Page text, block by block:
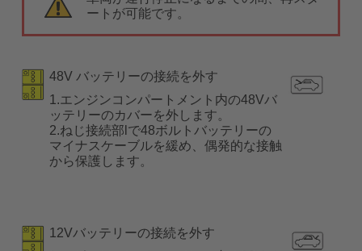
ートが可能です。
48V バッテリーの接続を外す
1.エンジンコンパートメント内の48Vバ
ッテリーのカバーを外します。
2.ねじ接続部lで48ボルトバッテリーの
マイナスケーブルを緩め、偶発的な接触
から保護します。
12Vバッテリーの接続を外す